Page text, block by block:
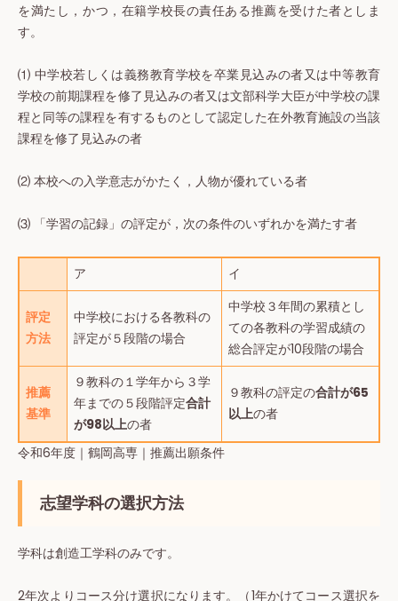
を満たし，かつ，在籍学校長の責任ある推薦を受けた者としま
す。
⑴ 中学校若しくは義務教育学校を卒業見込みの者又は中等教育
学校の前期課程を修了見込みの者又は文部科学大臣が中学校の課
程と同等の課程を有するものとして認定した在外教育施設の当該
課程を修了見込みの者
⑵ 本校への入学意志がかたく，人物が優れている者
⑶ 「学習の記録」の評定が，次の条件のいずれかを満たす者
ア イ
評定
方法
中学校における各教科の
評定が５段階の場合
中学校３年間の累積とし
ての各教科の学習成績の
総合評定が10段階の場合
推薦
基準
９教科の１学年から３学
年までの５段階評定合計
が98以上の者
９教科の評定の合計が65
以上の者
令和6年度｜鶴岡高専｜推薦出願条件
志望学科の選択方法
学科は創造工学科のみです。
2年次よりコース分け選択になります。（1年かけてコース選択を